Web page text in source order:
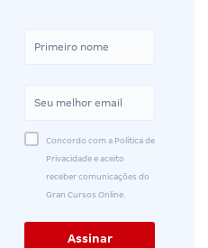
Concordo com a Política de
Privacidade e aceito
receber comunicações do
Gran Cursos Online.